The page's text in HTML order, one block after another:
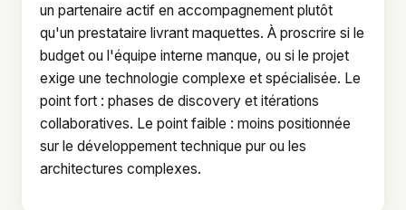
un partenaire actif en accompagnement plutôt
qu'un prestataire livrant maquettes. À proscrire si le
budget ou l'équipe interne manque, ou si le projet
exige une technologie complexe et spécialisée. Le
point fort : phases de discovery et itérations
collaboratives. Le point faible : moins positionnée
sur le développement technique pur ou les
architectures complexes.